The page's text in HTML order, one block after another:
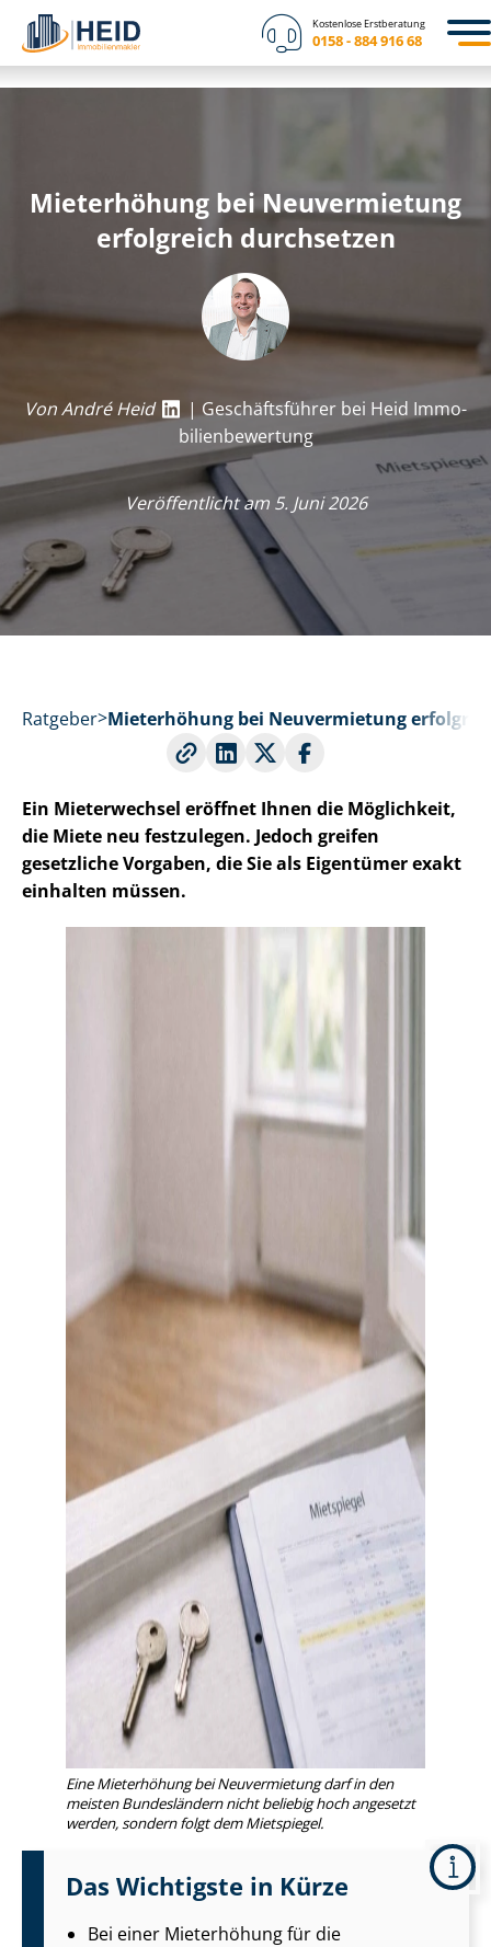
Kostenlose Erstberatung
0158 - 884 916 68
Mieterhöhung bei Neuvermietung
erfolgreich durchsetzen
Von André Heid
| Geschäftsführer bei Heid Im­mo­
bi­li­en­be­wer­tung
Veröffentlicht am 5. Juni 2026
Ratgeber Mieterhöhung bei Neuvermietung
Ein Mieterwechsel eröffnet Ihnen die Möglichkeit,
die Miete neu festzulegen. Jedoch greifen
gesetzliche Vorgaben, die Sie als Eigentümer exakt
einhalten müssen.
Eine Mieterhöhung bei Neuvermietung darf in den
meisten Bundesländern nicht beliebig hoch angesetzt
werden, sondern folgt dem Mietspiegel.
Das Wichtigste in Kürze
Bei einer Mieterhöhung für die